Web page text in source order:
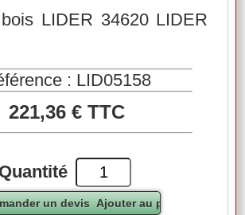
LIDER 34620 LIDER
: LID05158
221,36 € TTC
Quantité